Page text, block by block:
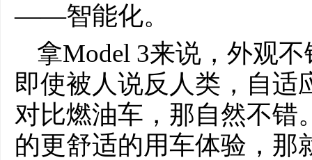
——智能化。
拿Model 3来说，外观
即使被人说反人类，自适
对比燃油车，那自然不错
的更舒适的用车体验，那